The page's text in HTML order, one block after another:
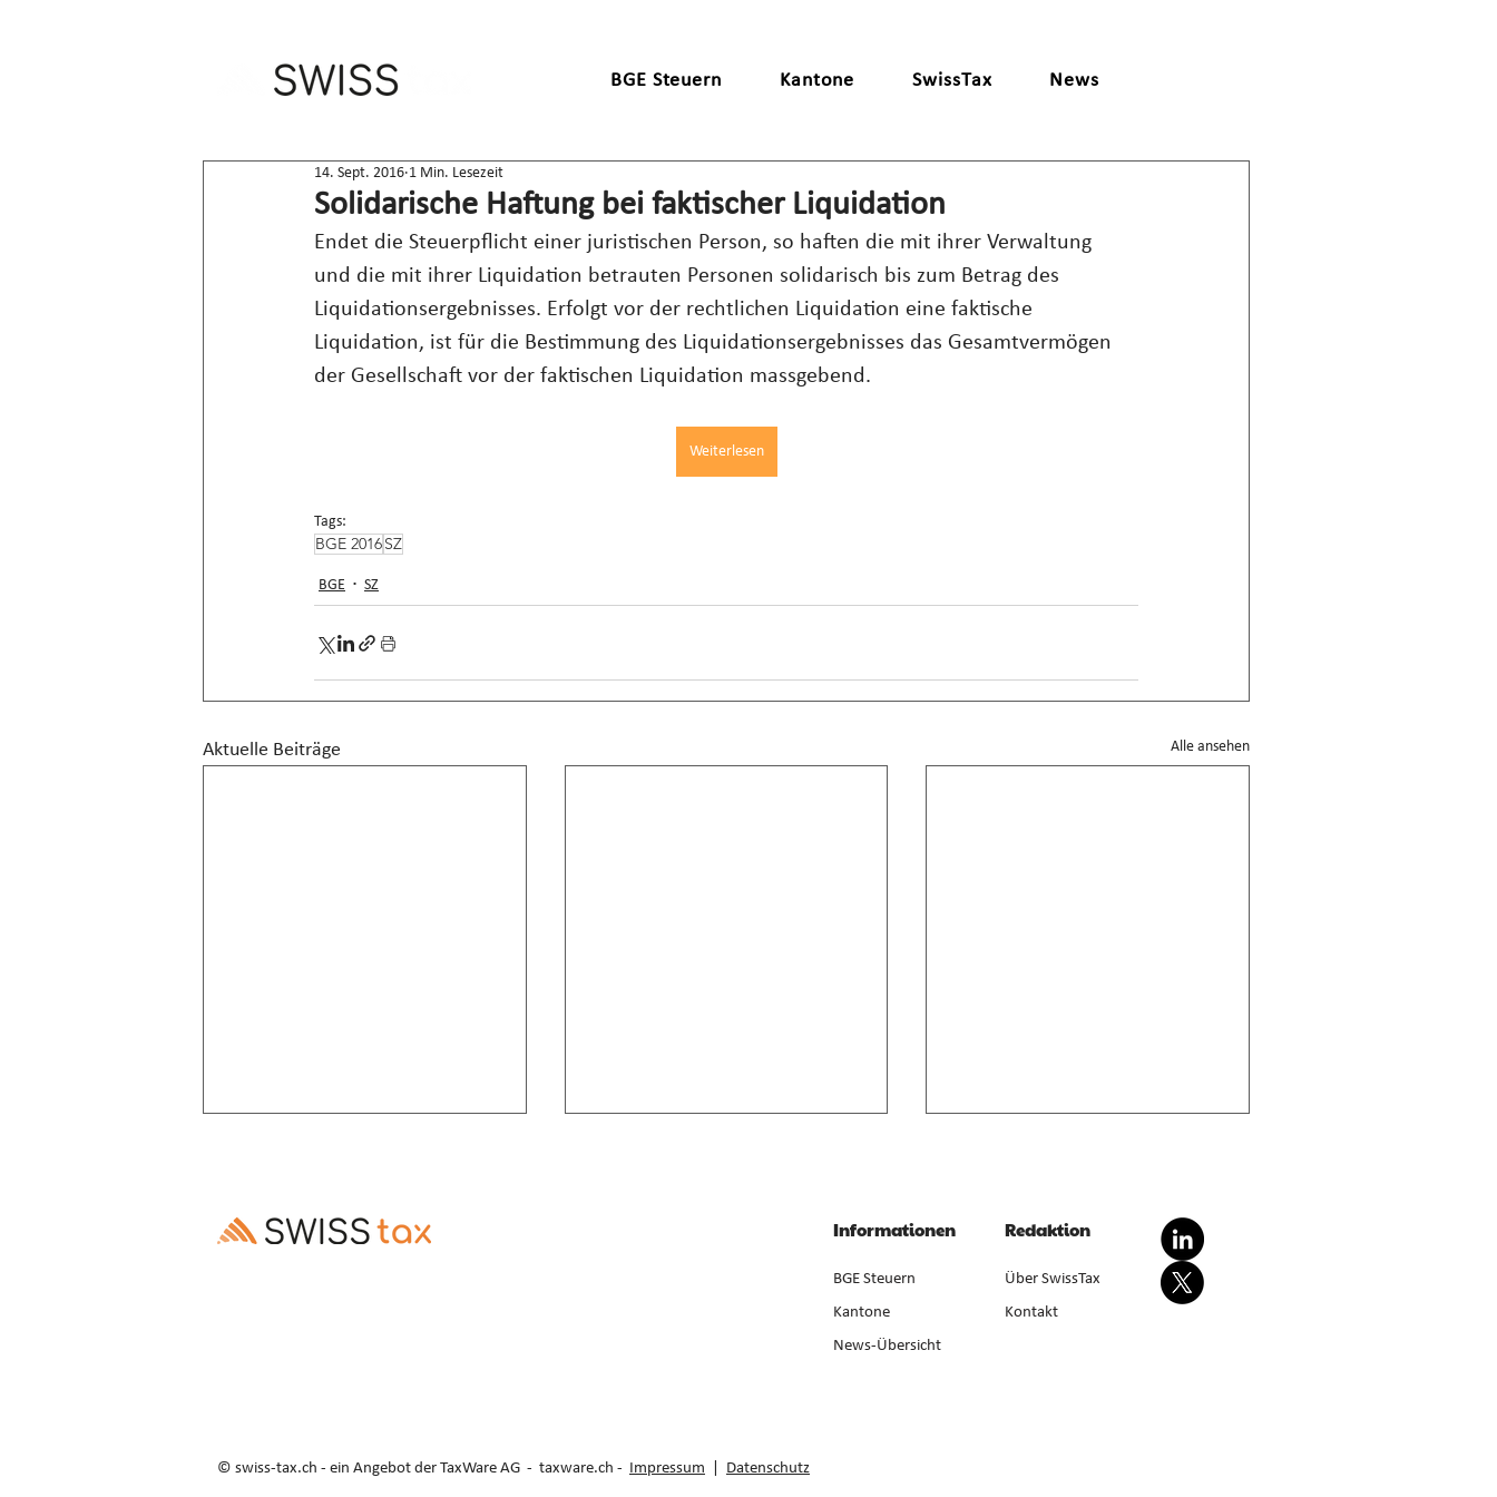
BGE Steuern Kantone SwissTax News
Solidarische Haftung bei faktischer Liquidation
14. Sept. 2016 1 Min. Lesezeit
Endet die Steuerpflicht einer juristischen Person, so haften die mit ihrer Verwaltung
und die mit ihrer Liquidation betrauten Personen solidarisch bis zum Betrag des
Liquidationsergebnisses. Erfolgt vor der rechtlichen Liquidation eine faktische
Liquidation, ist für die Bestimmung des Liquidationsergebnisses das Gesamtvermögen
der Gesellschaft vor der faktischen Liquidation massgebend.
Weiterlesen
Tags:
BGE 2016SZ
BGE SZ
Aktuelle Beiträge Alle ansehen
Ausschluss des Rentenaufschubs bei
Altersrenten, die Invalidenrenten
Liquidationsgewinn aus
Neubewertung von Anlagevermögen
ist gesondert steuerbar, bei Aufgabe
der Erwerbstätigkeit (E. 5.4.1–5.4.3).
Informationen
BGE Steuern
Kantone
Redaktion
Über SwissTax
Kontakt
News-Übersicht
© swiss-tax.ch - ein Angebot der TaxWare AG - taxware.ch - Impressum Datenschutz